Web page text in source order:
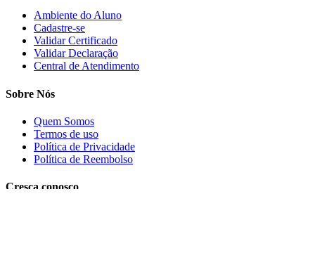
Ambiente do Aluno
Cadastre-se
Validar Certificado
Validar Declaração
Central de Atendimento
Sobre Nós
Quem Somos
Termos de uso
Política de Privacidade
Política de Reembolso
Cresça conosco